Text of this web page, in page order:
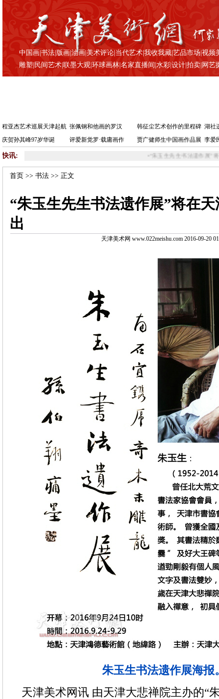
中国画 |书法 版画 |油画 |美术评论 当代艺术 |我收我藏 |艺品市场 |视频
雕塑 民间艺术 |联墨大观 |环球画林 |名家直播间 |水彩 |设计 |拍卖 网艺
程亚杰艺术巡展天津起航 张佩钢和他画的罗汉 韩征尘艺术创作的里程碑 湖社
庆贺孙其峰97岁华诞
评爱新觉罗·载庸画作 贾广健师生中国画作品展 李爱
快讯: “朱玉生先生书法遗作展”将在天津鸿德艺术馆展出 智
首页 >>书法 >> 正文
“朱玉生先生书法遗作展”将在
出
天津美术网 www.022meishu.com 2016-09-20
朱玉生书法遗作展海报
天津美术网讯 由天津大悲禅院主办的“